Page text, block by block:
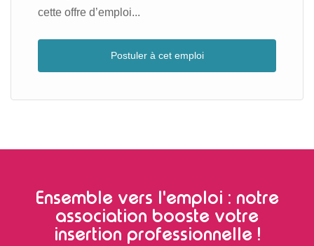
cette offre d’emploi...
Postuler à cet emploi
Ensemble vers l'emploi : notre
association booste votre
insertion professionnelle !